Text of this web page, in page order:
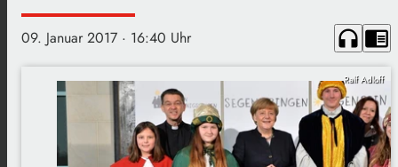
09. Januar 2017 · 16:40 Uhr headphones chrome_reader_mode
Ralf Adloff